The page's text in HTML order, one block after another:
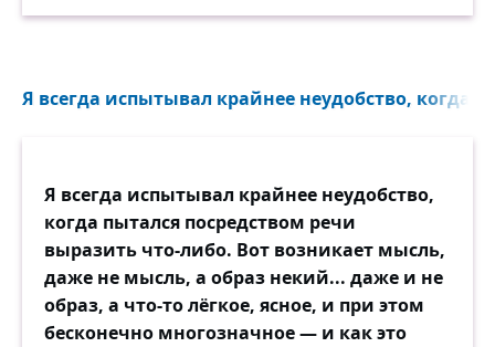
Я всегда испытывал крайнее неудобство, когда
Я всегда испытывал крайнее неудобство,
когда пытался посредством речи
выразить что-либо. Вот возникает мысль,
даже не мысль, а образ некий... даже и не
образ, а что-то лёгкое, ясное, и при этом
бесконечно многозначное — и как это